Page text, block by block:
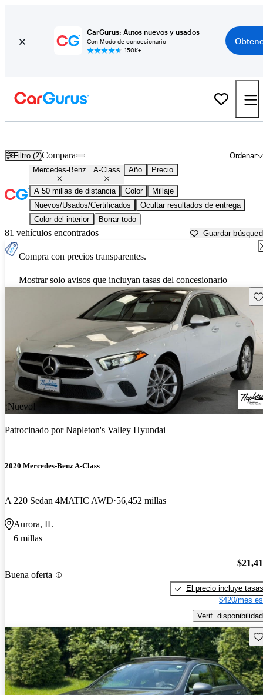
CarGurus: Autos nuevos y usados
Con Modo de concesionario
150K+
Filtro (2) Ordenar
Compara
Mercedes-Benz A-Class Año Precio
A 50 millas de distancia Color
Millaje
Nuevos/Usados/Certificados
Ocultar resultados de entrega
Color del interior
Borrar todo
81 vehículos encontrados Guardar
Compra con precios transparentes.
Mostrar solo avisos que incluyan tasas del concesionario
¡Nuevo!
Patrocinado porNapleton's Valley Hyundai
2020 Mercedes-Benz A-Class
A 220 Sedan 4MATIC AWD 56,452 millas
Aurora, IL
6 millas
Buena oferta
El precio incluye tasas
$420/mes
Verif. disponibilidad